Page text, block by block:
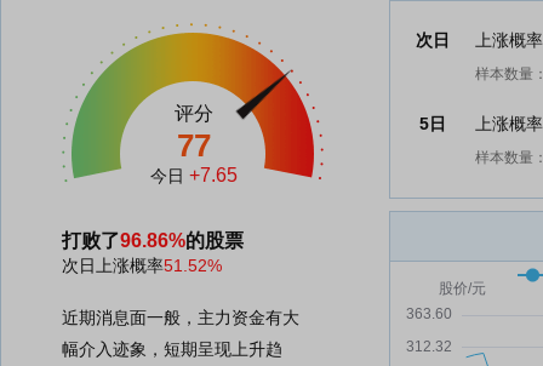
评分
77
今日 +7.65
打败了96.86%的股票
次日上涨概率51.52%
近期消息面一般，主力资金有大
幅介入迹象，短期呈现上升趋
次日 上涨概
样本数量
5日 上涨概
样本数量